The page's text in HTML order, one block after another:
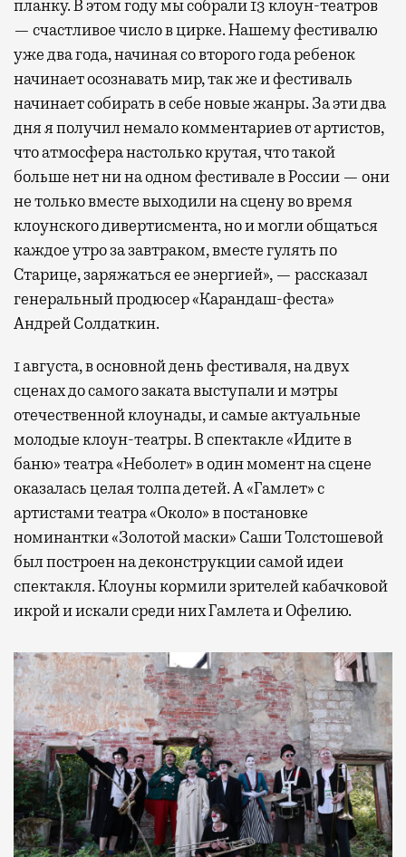
планку. В этом году мы собрали 13 клоун-театров
— счастливое число в цирке. Нашему фестивалю
уже два года, начиная со второго года ребенок
начинает осознавать мир, так же и фестиваль
начинает собирать в себе новые жанры. За эти два
дня я получил немало комментариев от артистов,
что атмосфера настолько крутая, что такой
больше нет ни на одном фестивале в России — они
не только вместе выходили на сцену во время
клоунского дивертисмента, но и могли общаться
каждое утро за завтраком, вместе гулять по
Старице, заряжаться ее энергией», — рассказал
генеральный продюсер «Карандаш-феста»
Андрей Солдаткин.
1 августа, в основной день фестиваля, на двух
сценах до самого заката выступали и мэтры
отечественной клоунады, и самые актуальные
молодые клоун-театры. В спектакле «Идите в
баню» театра «Неболет» в один момент на сцене
оказалась целая толпа детей. А «Гамлет» с
артистами театра «Около» в постановке
номинантки «Золотой маски» Саши Толстошевой
был построен на деконструкции самой идеи
спектакля. Клоуны кормили зрителей кабачковой
икрой и искали среди них Гамлета и Офелию.